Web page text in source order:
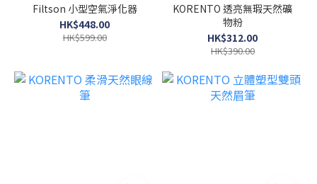
Filtson 小型空氣淨化器
HK$448.00
HK$599.00
KORENTO 透亮無瑕天然礦
物粉
HK$312.00
HK$390.00